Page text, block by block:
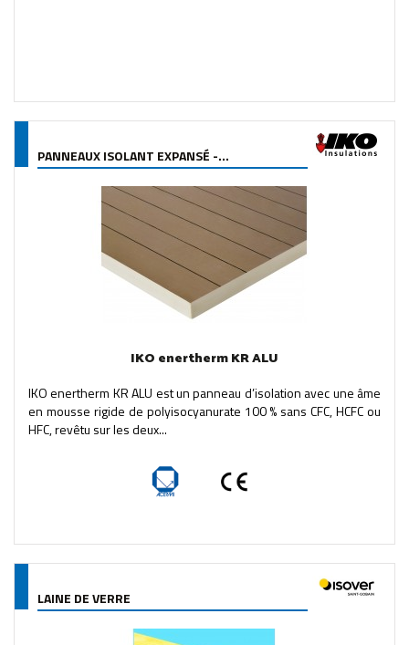
PANNEAUX ISOLANT EXPANSÉ -...
IKO enertherm KR ALU
IKO enertherm KR ALU est un panneau d’isolation avec une âme
en mousse rigide de polyisocyanurate 100 % sans CFC, HCFC ou
HFC, revêtu sur les deux...
LAINE DE VERRE